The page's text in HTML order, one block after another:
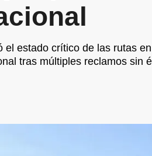
estado crítico de las rutas
tras múltiples reclamos sin